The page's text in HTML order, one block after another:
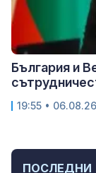
ПОСЛЕДНИ
България и
19:55 • 06.08.26